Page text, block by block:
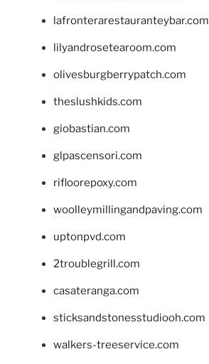
lafronterarestauranteybar.com
lilyandrosetearoom.com
olivesburgberrypatch.com
theslushkids.com
giobastian.com
glpascensori.com
rifloorepoxy.com
woolleymillingandpaving.com
uptonpvd.com
2troublegrill.com
casateranga.com
sticksandstonesstudiooh.com
walkers-treeservice.com